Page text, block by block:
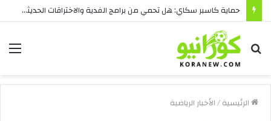
حماية كاسبر سكاي: هل تحمي من برامج الفدية والاختراقات الحديثة؟
بحث
عن
الرئيسية/الأخبار الرياضية